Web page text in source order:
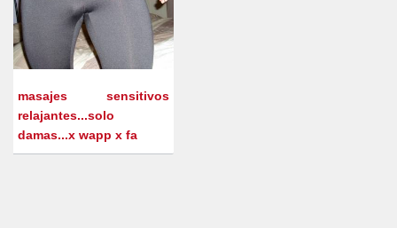
masajes sensitivos
relajantes...solo
damas...x wapp x fa